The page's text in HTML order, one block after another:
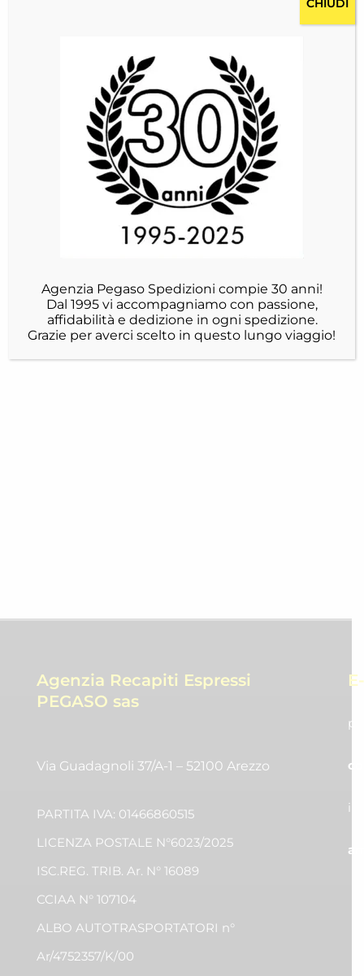
Agenzia Recapiti Espressi
PEGASO sas
Via Guadagnoli 37/A-1 – 52100 Arezzo
PARTITA IVA: 01466860515
LICENZA POSTALE N°6023/2025
ISC.REG. TRIB. Ar. N° 16089
CCIAA N° 107104
ALBO AUTOTRASPORTATORI n°
Ar/4752357/K/00
Agenzia Pegaso Spedizioni compie 30 anni!
Dal 1995 vi accompagniamo con passione,
affidabilità e dedizione in ogni spedizione.
Grazie per averci scelto in questo lungo viaggio!
CHIUDI